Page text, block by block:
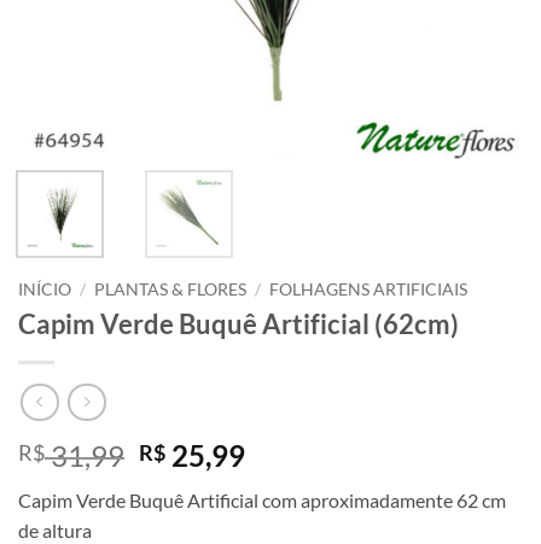
INÍCIO / PLANTAS & FLORES / FOLHAGENS ARTIFICIAIS
Capim Verde Buquê Artificial (62cm)
R$31,99 O
preço
original
R$ 25,99O
atual
Capim Verde Buquê Artificial com aproximadamente 62 cm
de altura